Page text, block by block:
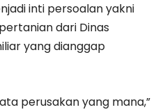
inti persoalan yakni
dari Dinas
yang dianggap
perusakan yang mana,”